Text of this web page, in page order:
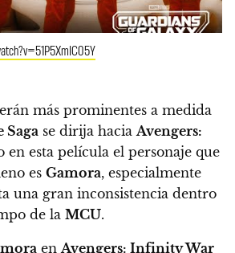
más prominentes a medida
Saga se dirija haciaAvengers:
en esta película el personaje que
es Gamora, especialmente
una gran inconsistencia dentro
de la MCU.
enAvengers: Infinity War